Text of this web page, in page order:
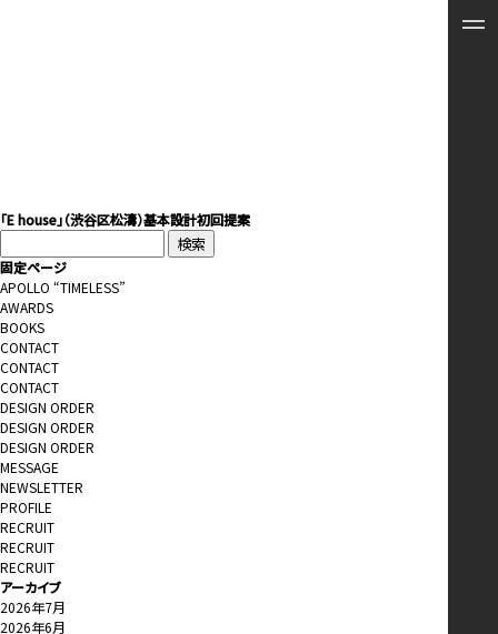
「E house」（渋谷区松濤）基本設計初回提案
索:
固定ページ
APOLLO “TIMELESS”
AWARDS
BOOKS
CONTACT
CONTACT
CONTACT
DESIGN ORDER
DESIGN ORDER
DESIGN ORDER
MESSAGE
NEWSLETTER
PROFILE
RECRUIT
RECRUIT
RECRUIT
アーカイブ
2026年7月
2026年6月